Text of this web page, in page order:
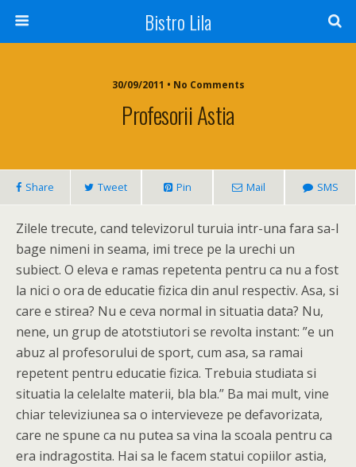
Bistro Lila
30/09/2011 • No Comments
Profesorii Astia
Share Tweet Pin Mail SMS
Zilele trecute, cand televizorul turuia intr-una fara sa-l
bage nimeni in seama, imi trece pe la urechi un
subiect. O eleva e ramas repetenta pentru ca nu a fost
la nici o ora de educatie fizica din anul respectiv. Asa, si
care e stirea? Nu e ceva normal in situatia data? Nu,
nene, un grup de atotstiutori se revolta instant: ”e un
abuz al profesorului de sport, cum asa, sa ramai
repetent pentru educatie fizica. Trebuia studiata si
situatia la celelalte materii, bla bla.” Ba mai mult, vine
chiar televiziunea sa o intervieveze pe defavorizata,
care ne spune ca nu putea sa vina la scoala pentru ca
era indragostita. Hai sa le facem statui copiilor astia,